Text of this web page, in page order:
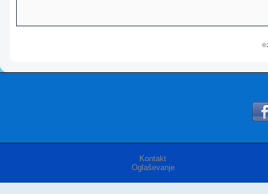
©
Kontakt
Oglaševanje